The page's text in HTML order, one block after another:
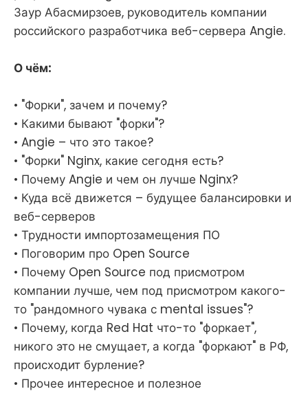
Заур Абасмирзоев, руководитель компании
российского разработчика веб-сервера Angie.
О чём:
• "Форки", зачем и почему?
• Какими бывают "форки"?
• Angie – что это такое?
• "Форки" Nginx, какие сегодня есть?
• Почему Angie и чем он лучше Nginx?
• Куда всё движется – будущее балансировки и
веб-серверов
• Трудности импортозамещения ПО
• Поговорим про Open Source
• Почему Open Source под присмотром
компании лучше, чем под присмотром какого-
то "рандомного чувака с mental issues"?
• Почему, когда Red Hat что-то "форкает",
никого это не смущает, а когда "форкают" в РФ,
происходит бурление?
• Прочее интересное и полезное